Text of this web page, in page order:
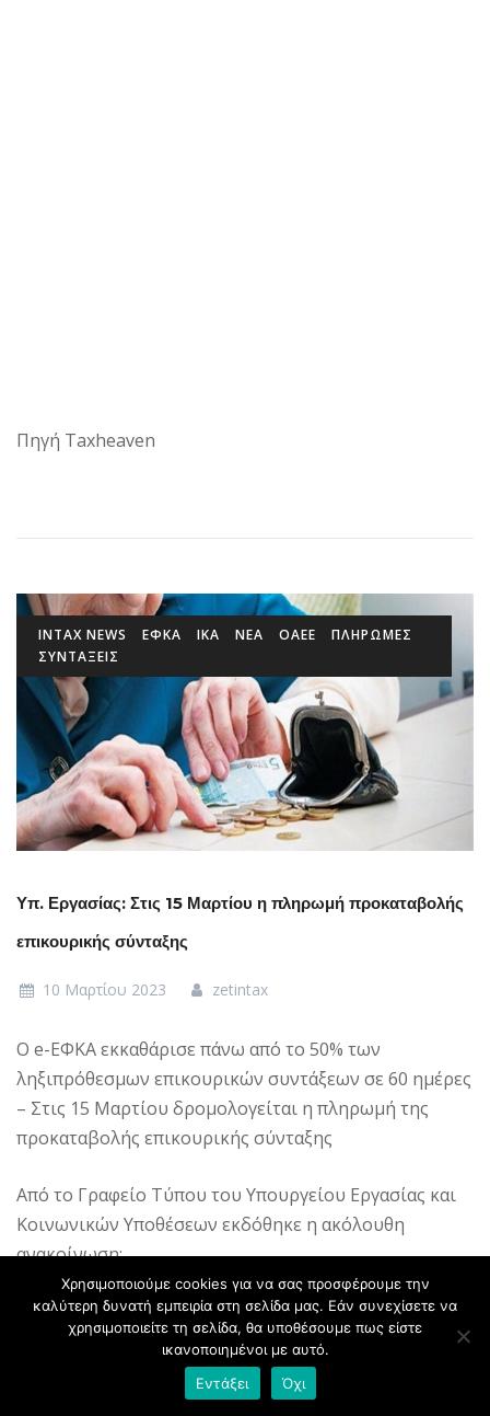
Πηγή Taxheaven
INTAX NEWS ΕΦΚΑ ΙΚΑ ΝΕΑ ΟΑΕΕ
ΠΛΗΡΩΜΕΣ
ΣΥΝΤΑΞΕΙΣ
Υπ. Εργασίας: Στις 15 Μαρτίου η πληρωμή προκαταβολής
επικουρικής σύνταξης
10 Μαρτίου 2023 zetintax
Ο e-ΕΦΚΑ εκκαθάρισε πάνω από το 50% των
ληξιπρόθεσμων επικουρικών συντάξεων σε 60 ημέρες
– Στις 15 Μαρτίου δρομολογείται η πληρωμή της
προκαταβολής επικουρικής σύνταξης
Από το Γραφείο Τύπου του Υπουργείου Εργασίας και
Κοινωνικών Υποθέσεων εκδόθηκε η ακόλουθη
ανακοίνωση:
Στις 43.000 εκδόσεις επικουρικών συντάξεων –σε
σύνολο 80.000 που εκκρεμούσαν μήνες ή και χρόνια
και για τις οποίες έχει ήδη εκδοθεί η κύρια σύνταξη-
προχώρησε ο ΕΦΚΑ το διάστημα Ιανουαρίου-
Χρησιμοποιούμε cookies για να σας προσφέρουμε την
καλύτερη δυνατή εμπειρία στη σελίδα μας. Εάν συνεχίσετε να
χρησιμοποιείτε τη σελίδα, θα υποθέσουμε πως είστε
ικανοποιημένοι με αυτό.
Εντάξει
Όχι